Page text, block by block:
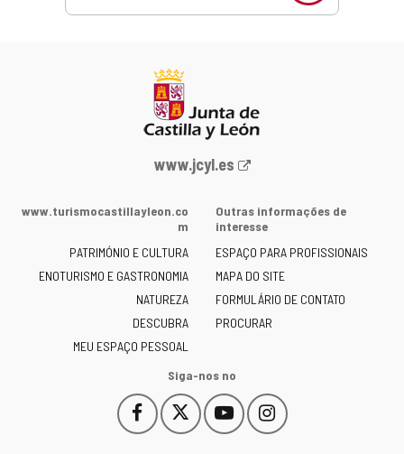
Portal
Junta
Castilla
y
León
-
www.jcyl.es
www.turismocastillayleon.co
m
PATRIMÓNIO E CULTURA
ENOTURISMO E GASTRONOMIA
NATUREZA
DESCUBRA
MEU ESPAÇO PESSOAL
Outras informações de
interesse
ESPAÇO PARA PROFISSIONAIS
MAPA DO SITE
FORMULÁRIO DE CONTATO
PROCURAR
Siga-nos no
Facebook
Este
enlace
Este
enlace
YouTube
Este
enlace
Instagram
Este
enlace